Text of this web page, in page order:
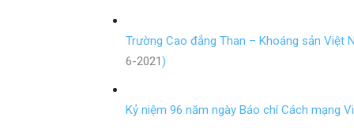
Trường Cao đẳng Than – Khoáng sản Việt
6-2021)
Kỷ niệm 96 năm ngày Báo chí Cách mạng